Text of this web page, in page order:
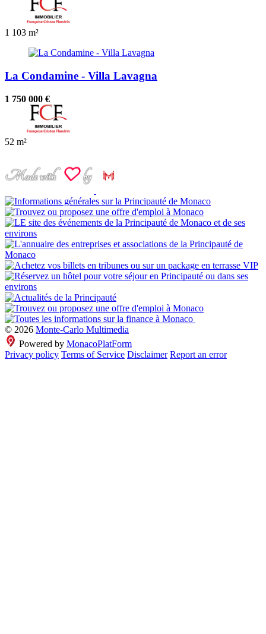
1 103 m²
La Condamine - Villa Lavagna
1 750 000 €
52 m²
© 2026 Monte-Carlo Multimedia
Powered by MonacoPlatForm
Privacy policy Terms of Service Disclaimer Report an error